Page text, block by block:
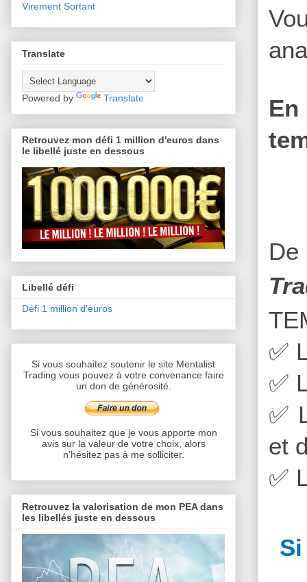
✅
✅
✅
et
✅
Virement Sortant
Translate
Powered by Translate
Retrouvez mon défi 1 million d'euros dans
le libellé juste en dessous
Libellé défi
Défi 1 million d'euros
Si vous souhaitez soutenir le site Mentalist
Trading vous pouvez à votre convenance faire
un don de générosité.
Si vous souhaitez que je vous apporte mon
avis sur la valeur de votre choix, alors
n’hésitez pas à me solliciter.
Retrouvez la valorisation de mon PEA dans
les libellés juste en dessous